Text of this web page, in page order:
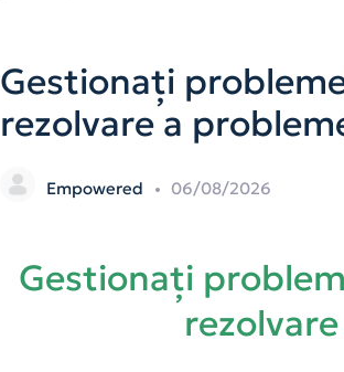
Gestionați
rezolvare a
Empowered 06/08/2026
Gestionați